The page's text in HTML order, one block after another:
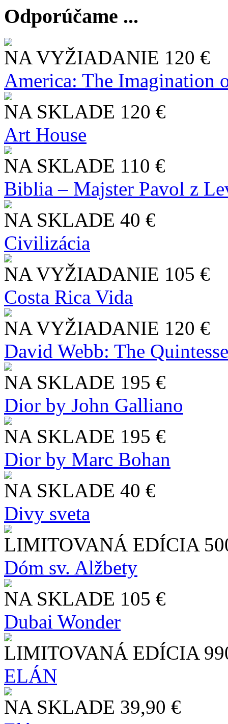
Odporúčame ...
NA VYŽIADANIE 120 €
America: The Imagination
NA SKLADE 120 €
Art House
NA SKLADE 110 €
Biblia – Majster Pavol z
NA SKLADE 40 €
Civilizácia
NA VYŽIADANIE 105 €
Costa Rica Vida
NA VYŽIADANIE 120 €
David Webb: The
NA SKLADE 195 €
Dior by John Galliano
NA SKLADE 195 €
Dior by Marc Bohan
NA SKLADE 40 €
Divy sveta
LIMITOVANÁ EDÍCIA
Dóm sv. Alžbety
NA SKLADE 105 €
Dubai Wonder
LIMITOVANÁ EDÍCIA
ELÁN
NA SKLADE 39,90 €